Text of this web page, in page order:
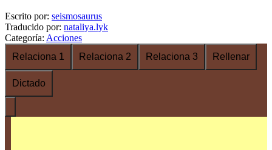
Escrito por: seismosaurus
Traducido por: nataliya.lyk
Categoría: Acciones
Relaciona 1
Relaciona 2 Relaciona 3 Rellenar
Dictado